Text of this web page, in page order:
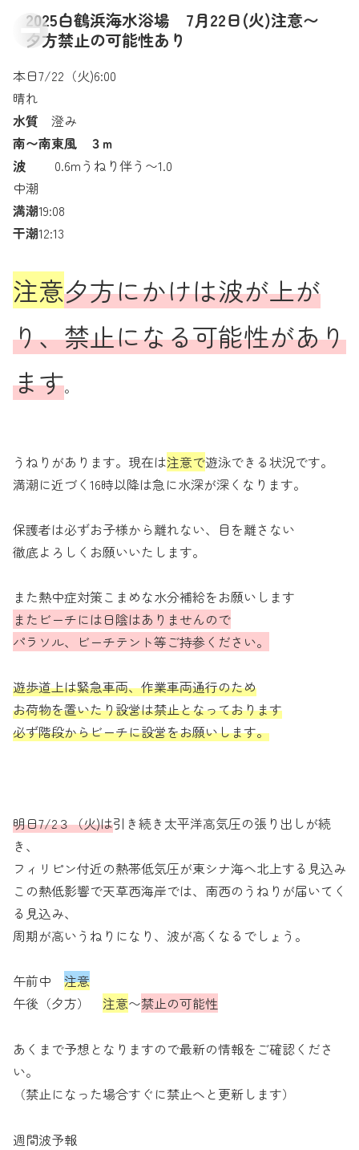
2025白鶴浜海水浴場 7月22日(火)注意〜
夕方禁止の可能性あり
本日7/22（火)6:00
晴れ
水質 澄み
南〜南東風 ３m
波
0.6mうねり伴う〜1.0
中潮
満潮19:08
干潮12:13
注意夕方にかけは波が上が
り、禁止になる可能性があり
ます。
うねりがあります。現在は注意で遊泳できる状況です。
満潮に近づく16時以降は急に水深が深くなります。
保護者は必ずお子様から離れない、目を離さない
徹底よろしくお願いいたします。
また熱中症対策こまめな水分補給をお願いします
またビーチには日陰はありませんので
パラソル、ビーチテント等ご持参ください。
遊歩道上は緊急車両、作業車両通行のため
お荷物を置いたり設営は禁止となっております
必ず階段からビーチに設営をお願いします。
明日7/2３（火)は引き続き太平洋高気圧の張り出しが続
き、
フィリピン付近の熱帯低気圧が東シナ海へ北上する見込み
この熱低影響で天草西海岸では、南西のうねりが届いてく
る見込み、
周期が高いうねりになり、波が高くなるでしょう。
午前中 注意
午後（夕方） 注意〜禁止の可能性
あくまで予想となりますので最新の情報をご確認くださ
い。
（禁止になった場合すぐに禁止へと更新します）
週間波予報